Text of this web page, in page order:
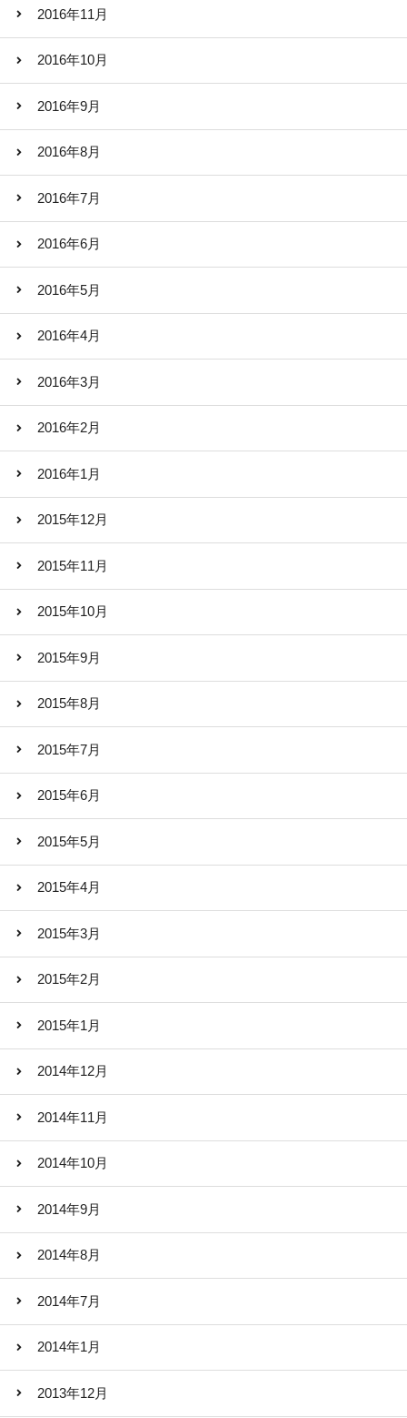
2016年11月
2016年10月
2016年9月
2016年8月
2016年7月
2016年6月
2016年5月
2016年4月
2016年3月
2016年2月
2016年1月
2015年12月
2015年11月
2015年10月
2015年9月
2015年8月
2015年7月
2015年6月
2015年5月
2015年4月
2015年3月
2015年2月
2015年1月
2014年12月
2014年11月
2014年10月
2014年9月
2014年8月
2014年7月
2014年1月
2013年12月